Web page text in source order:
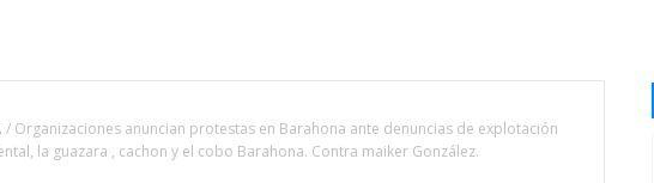
/ Organizaciones anuncian protestas en Barahona ante denuncias de explotación
la guazara , cachon y el cobo Barahona. Contra maiker González.